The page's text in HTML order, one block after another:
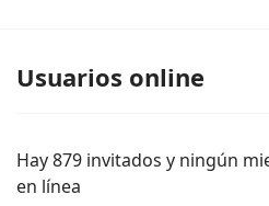
Usuarios online
Hay 879 invitados y ningún
en línea